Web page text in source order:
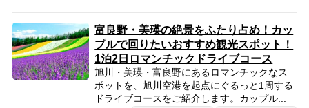
富良野・美瑛の絶景をふたり占め！カッ
プルで回りたいおすすめ観光スポット！
1泊2日ロマンチックドライブコース
旭川・美瑛・富良野にあるロマンチックなス
ポットを、旭川空港を起点にぐるっと1周する
ドライブコースをご紹介します。カップル...